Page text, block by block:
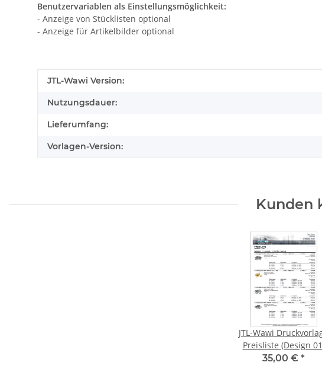
Benutzervariablen als Einstellungsmöglichkeit:
- Anzeige von Stücklisten optional
- Anzeige für Artikelbilder optional
Produkteigenschaft
Wert
JTL-Wawi Version:
Nutzungsdauer:
Lieferumfang:
Vorlagen-Version:
Kunden
JTL-Wawi
Preisliste (Design
35,00 € *